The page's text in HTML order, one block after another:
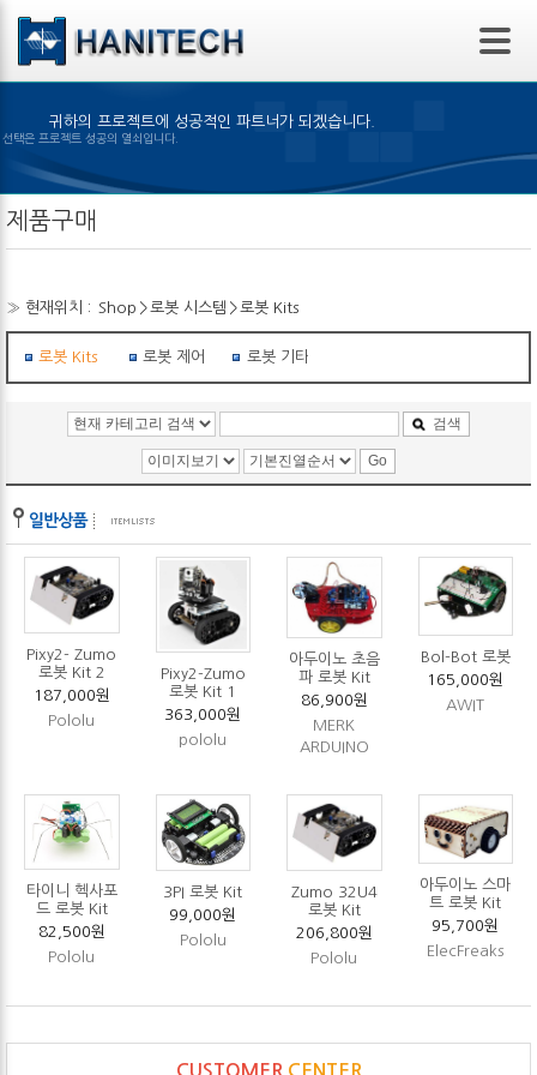
본문 바로가기
귀하의 프로젝트에 성공적인 파트너가 되겠습니다.
제품의 선택은 프로젝트 성공의 열쇠입니다.
제품구매
» 현재위치 : Shop >로봇 시스템 >로봇 Kits
로봇 Kits 로봇 제어기 로봇 기타부품
검색
Pixy2- Zumo
로봇 Kit 2
187,000원
Pololu
Pixy2-Zumo
로봇 Kit 1
363,000원
pololu
아두이노 초음
파 로봇 Kit
86,900원
MERK
ARDUINO
Bol-Bot 로봇
165,000원
AWIT
타이니 헥사포
드 로봇 Kit
82,500원
Pololu
3PI 로봇 Kit
99,000원
Pololu
Zumo 32U4
로봇 Kit
206,800원
Pololu
아두이노 스마
트 로봇 Kit
95,700원
ElecFreaks
CUSTOMER CENTER